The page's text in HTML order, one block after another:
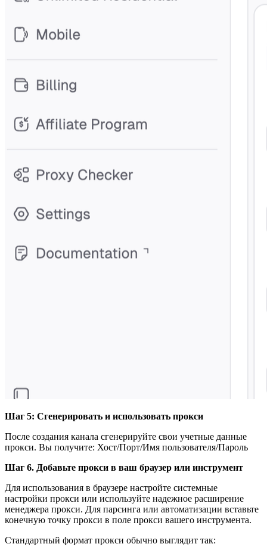
Шаг 5: Сгенерировать и использовать прокси
После создания канала сгенерируйте свои учетные данные
прокси. Вы получите: Хост/Порт/Имя пользователя/Пароль
Шаг 6. Добавьте прокси в ваш браузер или инструмент
Для использования в браузере настройте системные
настройки прокси или используйте надежное расширение
менеджера прокси. Для парсинга или автоматизации вставьте
конечную точку прокси в поле прокси вашего инструмента.
Стандартный формат прокси обычно выглядит так: